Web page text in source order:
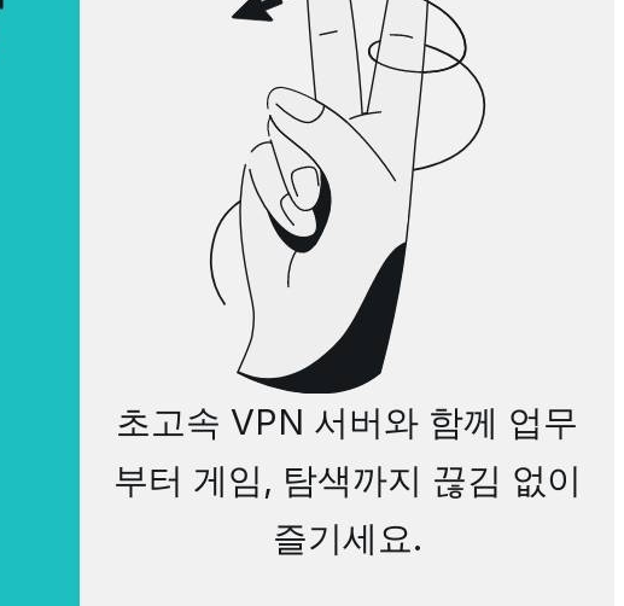
초고속 VPN 서버와 함께 업무
부터 게임, 탐색까지 끊김 없이
즐기세요.